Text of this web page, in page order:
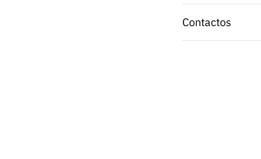
Contactos